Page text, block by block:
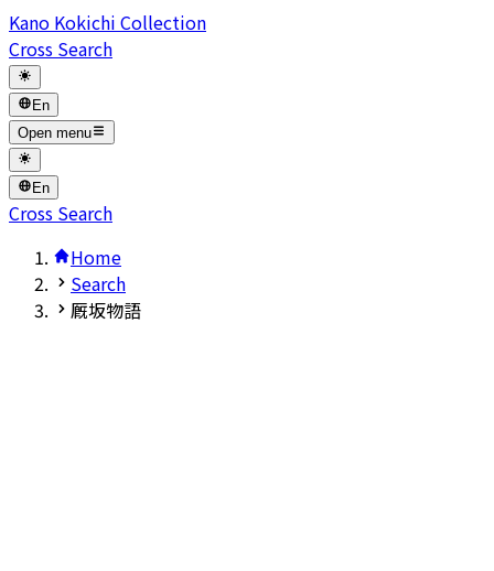
Kano Kokichi Collection
Cross Search
En
Open menu
En
Cross Search
Home
Search
厩坂物語